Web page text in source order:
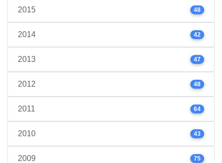
2015 48
2014 42
2013 47
2012 48
2011 64
2010 43
2009 75